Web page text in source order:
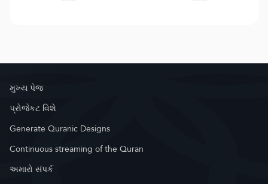
મુખ્ય પેજ
પ્રોજેકટ વિશે
Generate Quranic Designs
Continuous streaming of the Quran
અમારો સંપર્ક